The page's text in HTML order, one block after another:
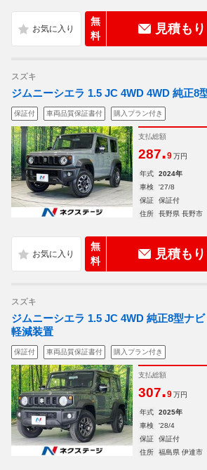
無
料
見積も
スズキ
ジムニーシエラ 1.5 JC 4WD 4WD 純正8
保証付 車両品質保証書付 購入プラン付き
支払総額
287.9 万円
年式 2024年
車検
'27/8
保証
保証付
住所
長野県 長野市
無
料
見積も
スズキ
ジムニーシエラ 1.5 JC 4WD 純正8型ナ
軽減装置
保証付 車両品質保証書付 購入プラン付き
支払総額
307.9 万円
年式 2025年
車検
'28/4
保証
保証付
住所
福島県 伊達市